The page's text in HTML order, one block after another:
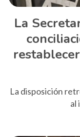
La
La disposición
al